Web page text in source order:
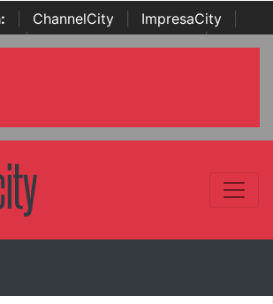
ChannelCity ImpresaCity
| Italian Channel Awards | Italian